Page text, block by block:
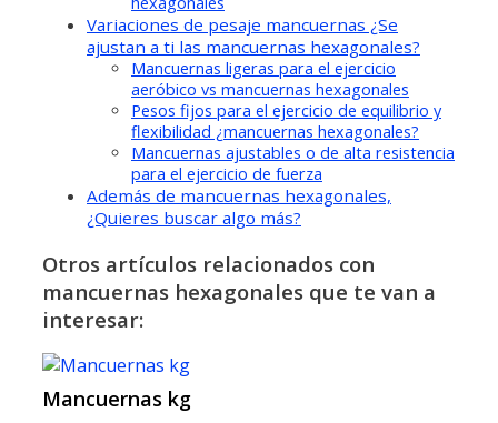
Variaciones de pesaje mancuernas ¿Se
ajustan a ti las mancuernas hexagonales?
Mancuernas ligeras para el ejercicio
aeróbico vs mancuernas hexagonales
Pesos fijos para el ejercicio de equilibrio y
flexibilidad ¿mancuernas hexagonales?
Mancuernas ajustables o de alta resistencia
para el ejercicio de fuerza
Además de mancuernas hexagonales,
¿Quieres buscar algo más?
Otros artículos relacionados con
mancuernas hexagonales que te van a
interesar:
Mancuernas kg